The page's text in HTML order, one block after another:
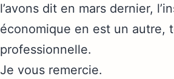
l’avons dit en mars dernier,
économique en est un autre,
professionnelle.
Je vous remercie.